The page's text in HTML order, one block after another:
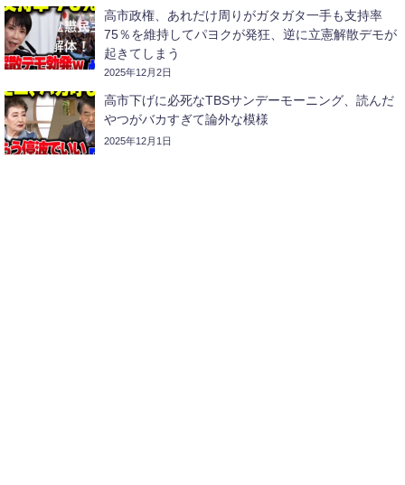
高市政権、あれだけ周りがガタガタ一手も支持率
75％を維持してパヨクが発狂、逆に立憲解散デモが
起きてしまう
2025年12月2日
高市下げに必死なTBSサンデーモーニング、読んだ
やつがバカすぎて論外な模様
2025年12月1日